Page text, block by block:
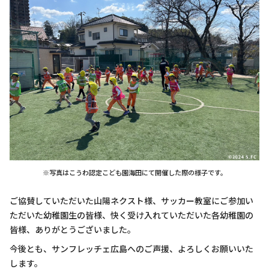
※写真はこうわ認定こども園海田にて開催した際の様子です。
ご協賛していただいた山陽ネクスト様、サッカー教室にご参加い
ただいた幼稚園生の皆様、快く受け入れていただいた各幼稚園の
皆様、ありがとうございました。
今後とも、サンフレッチェ広島へのご声援、よろしくお願いいた
します。